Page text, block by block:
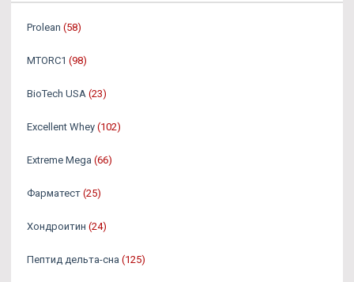
Prolean (58)
MTORC1 (98)
BioTech USA (23)
Excellent Whey (102)
Extreme Mega (66)
Фарматест (25)
Хондроитин (24)
Пептид дельта-сна (125)